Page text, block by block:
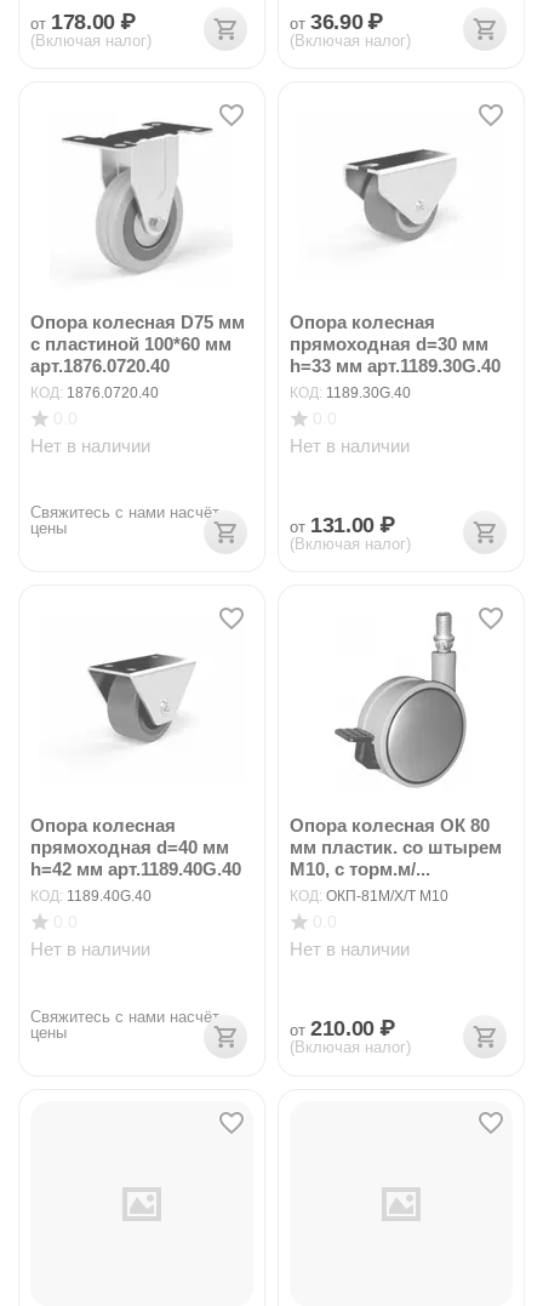
от 178.00 ₽
(Включая налог)
от 36.90 ₽
(Включая налог)
Опора колесная D75 мм
с пластиной 100*60 мм
арт.1876.0720.40
КОД: 1876.0720.40
Нет в наличии
Свяжитесь с нами насчёт
цены
Опора колесная
прямоходная d=30 мм
h=33 мм арт.1189.30G.40
КОД: 1189.30G.40
Нет в наличии
от 131.00 ₽
(Включая налог)
Опора колесная
прямоходная d=40 мм
h=42 мм арт.1189.40G.40
КОД: 1189.40G.40
Нет в наличии
Свяжитесь с нами насчёт
цены
Опора колесная ОК 80
мм пластик. со штырем
М10, с торм.м/...
КОД: ОКП-81М/Х/Т М10
Нет в наличии
от 210.00 ₽
(Включая налог)